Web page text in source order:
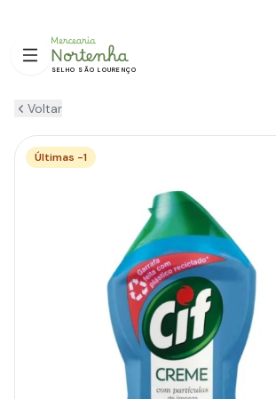
SELHO SÃO LOURENÇO
Voltar
Últimas -1